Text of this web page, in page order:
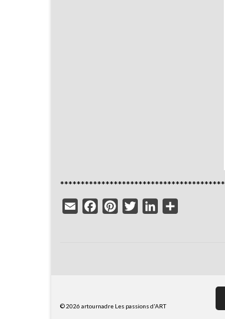
Email
FacebookPinterestTwitterLinkedIn
© 2026 artournadre Les passions d'ART